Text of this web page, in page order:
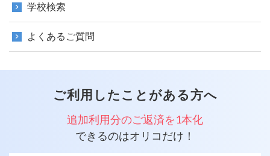
学校検索
よくあるご質問
ご利用したことがある方へ
追加利用分のご返済を1本化
できるのはオリコだけ！